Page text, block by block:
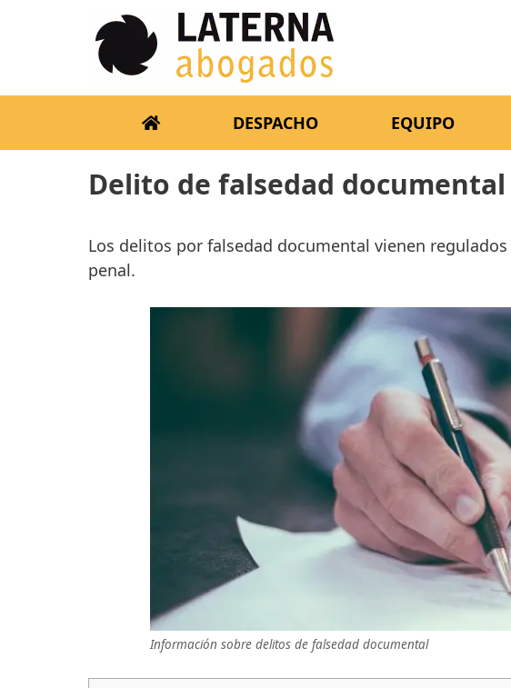
DESPACHO EQUIPO
Delito de falsedad documental
Los delitos por falsedad documental vienen
penal.
Información sobre delitos de falsedad documental